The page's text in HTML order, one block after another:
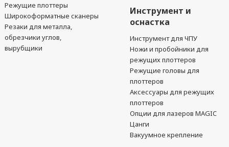
Режущие плоттеры
Широкоформатные сканеры
Резаки для металла,
обрезчики углов,
вырубщики
Инструмент и
оснастка
Инструмент для ЧПУ
Ножи и пробойники для
режущих плоттеров
Режущие головы для
плоттеров
Аксессуары для режущих
плоттеров
Опции для лазеров MAGIC
Цанги
Вакуумное крепление